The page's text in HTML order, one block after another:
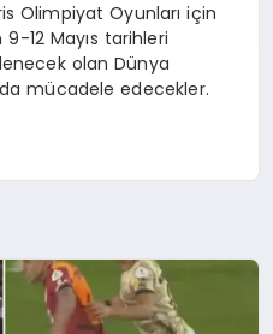
Olimpiyat Oyunları için
12 Mayıs tarihleri
olan Dünya
mücadele edecekler.